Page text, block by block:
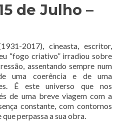
de Julho –
2017), cineasta, escritor,
“fogo criativo” irradiou sobre
assentando sempre num
uma coerência e de uma
É este universo que nos
de uma breve viagem com a
constante, com contornos
perpassa a sua obra.